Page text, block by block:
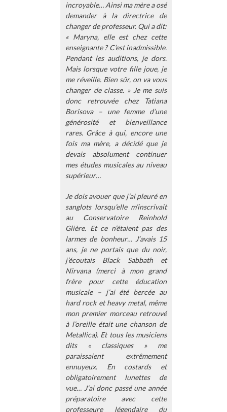
incroyable… Ainsi ma mère a osé
demander à la directrice de
changer de professeur. Qui a dit:
« Maryna, elle est chez cette
enseignante ? C’est inadmissible.
Pendant les auditions, je dors.
Mais lorsque votre fille joue, je
me réveille. Bien sûr, on va vous
changer de classe. » Je me suis
donc retrouvée chez Tatiana
Borisova – une femme d’une
générosité et bienveillance
rares. Grâce à qui, encore une
fois ma mère, a décidé que je
devais absolument continuer
mes études musicales au niveau
supérieur…
Je dois avouer que j’ai pleuré en
sanglots lorsqu’elle m’inscrivait
au Conservatoire Reinhold
Glière. Et ce n’étaient pas des
larmes de bonheur… J’avais 15
ans, je ne portais que du noir,
j’écoutais Black Sabbath et
Nirvana (merci à mon grand
frère pour cette éducation
musicale – j’ai été bercée au
hard rock et heavy metal, même
mon premier morceau retrouvé
à l’oreille était une chanson de
Metallica). Et tous les musiciens
dits « classiques » me
paraissaient extrêmement
ennuyeux. En costards et
obligatoirement lunettes de
vue… J’ai donc passé une année
préparatoire avec cette
professeure légendaire du